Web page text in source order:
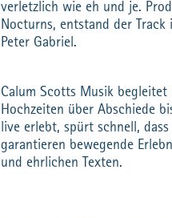
verletzlich wie eh und je.
Nocturns, entstand der
Peter Gabriel.
Calum Scotts Musik
Hochzeiten über Abschiede
live erlebt, spürt schnell,
garantieren bewegende
und ehrlichen Texten.